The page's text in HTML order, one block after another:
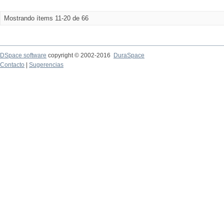
Mostrando ítems 11-20 de 66
DSpace software copyright © 2002-2016
DuraSpace
Contacto
Sugerencias